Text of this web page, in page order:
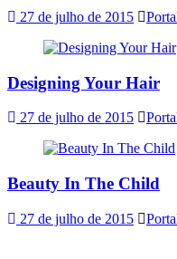
27 de julho de 2015
Designing Your Hair
27 de julho de 2015
Beauty In The Child
27 de julho de 2015